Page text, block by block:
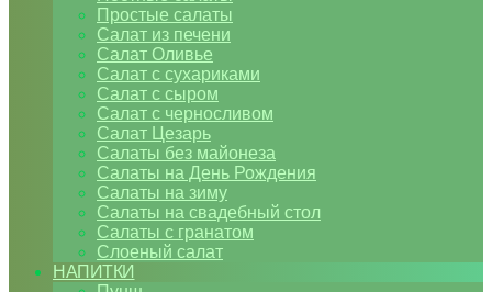
Простые салаты
Салат из печени
Салат Оливье
Салат с сухариками
Салат с сыром
Салат с черносливом
Салат Цезарь
Салаты без майонеза
Салаты на День Рождения
Салаты на зиму
Салаты на свадебный стол
Салаты с гранатом
Слоеный салат
НАПИТКИ